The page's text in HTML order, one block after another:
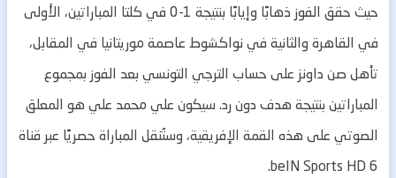
حيث حقق الفوز ذهابًا وإيابًا بنتيجة 1-0 في كلتا المباراتين، الأولى
في القاهرة والثانية في نواكشوط عاصمة موريتانيا في المقابل،
تأهل صن داونز على حساب الترجي التونسي بعد الفوز بمجموع
المباراتين بنتيجة هدف دون رد. سيكون علي محمد علي هو المعلق
الصوتي على هذه القمة الإفريقية، وستُنقل المباراة حصريًا عبر قناة
beIN Sports HD 6.